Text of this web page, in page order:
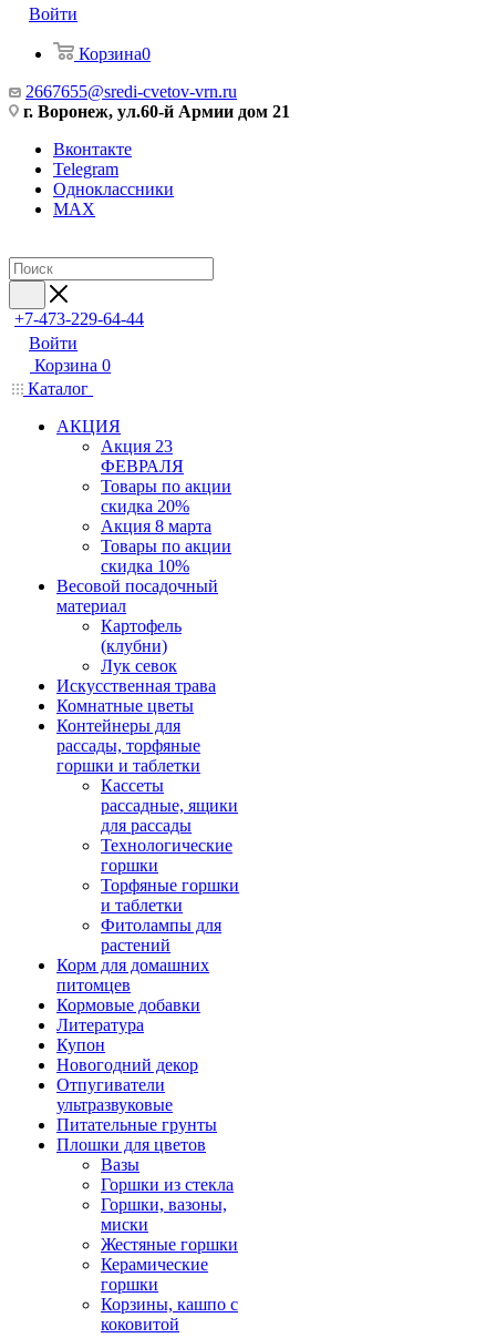
Войти
Корзина0
2667655@sredi-cvetov-vrn.ru
г. Воронеж, ул.60-й Армии дом 21
Вконтакте
Telegram
Одноклассники
MAX
+7-473-229-64-44
Войти
Корзина 0
Каталог
АКЦИЯ
Акция 23
ФЕВРАЛЯ
Товары по акции
скидка 20%
Акция 8 марта
Товары по акции
скидка 10%
Весовой посадочный
материал
Картофель
(клубни)
Лук севок
Искусственная трава
Комнатные цветы
Контейнеры для
рассады, торфяные
горшки и таблетки
Кассеты
рассадные, ящики
для рассады
Технологические
горшки
Торфяные горшки
и таблетки
Фитолампы для
растений
Корм для домашних
питомцев
Кормовые добавки
Литература
Купон
Новогодний декор
Отпугиватели
ультразвуковые
Питательные грунты
Плошки для цветов
Вазы
Горшки из стекла
Горшки, вазоны,
миски
Жестяные горшки
Керамические
горшки
Корзины, кашпо с
коковитой